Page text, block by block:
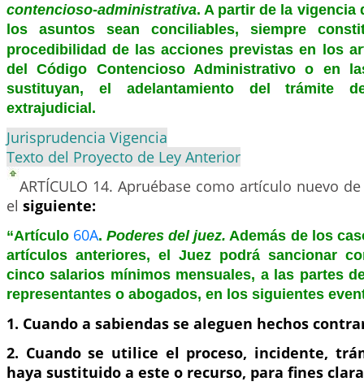
contencioso-administrativa. A partir de la vigencia
los asuntos sean conciliables, siempre
procedibilidad de las acciones previstas en los
del Código Contencioso Administrativo o en
sustituyan, el adelantamiento del trámite
extrajudicial.
Jurisprudencia Vigencia
Texto del Proyecto de Ley Anterior
ARTÍCULO 14. Apruébase como artículo nuevo
el siguiente:
“Artículo 60A.Poderes del juez. Además de los
artículos anteriores, el Juez podrá sancionar
cinco salarios mínimos mensuales, a las partes
representantes o abogados, en los siguientes
1. Cuando a sabiendas se aleguen hechos
2. Cuando se utilice el proceso, incidente,
haya sustituido a este o recurso, para fines